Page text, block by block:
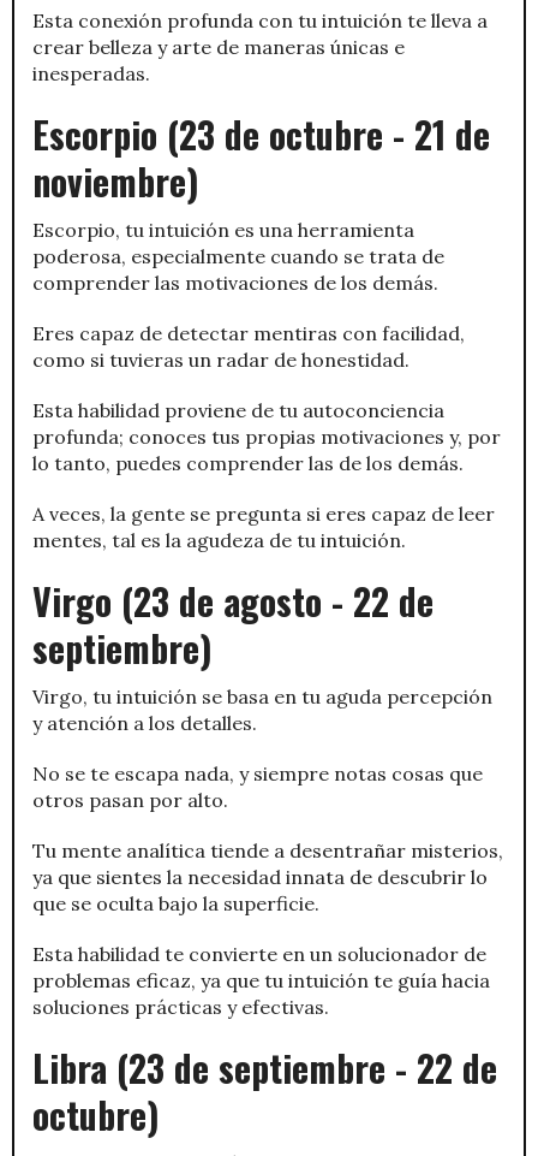
Esta conexión profunda con tu intuición te lleva a
crear belleza y arte de maneras únicas e
inesperadas.
Escorpio (23 de octubre - 21 de
noviembre)
Escorpio, tu intuición es una herramienta
poderosa, especialmente cuando se trata de
comprender las motivaciones de los demás.
Eres capaz de detectar mentiras con facilidad,
como si tuvieras un radar de honestidad.
Esta habilidad proviene de tu autoconciencia
profunda; conoces tus propias motivaciones y, por
lo tanto, puedes comprender las de los demás.
A veces, la gente se pregunta si eres capaz de leer
mentes, tal es la agudeza de tu intuición.
Virgo (23 de agosto - 22 de
septiembre)
Virgo, tu intuición se basa en tu aguda percepción
y atención a los detalles.
No se te escapa nada, y siempre notas cosas que
otros pasan por alto.
Tu mente analítica tiende a desentrañar misterios,
ya que sientes la necesidad innata de descubrir lo
que se oculta bajo la superficie.
Esta habilidad te convierte en un solucionador de
problemas eficaz, ya que tu intuición te guía hacia
soluciones prácticas y efectivas.
Libra (23 de septiembre - 22 de
octubre)